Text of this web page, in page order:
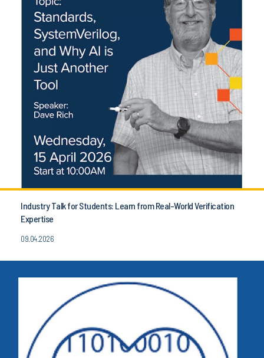
Industry Talk for Students: Learn from Real-World Verification
Expertise
09.04.2026